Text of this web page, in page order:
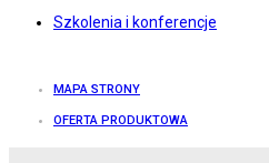
Szkolenia i konferencje
MAPA STRONY
OFERTA PRODUKTOWA